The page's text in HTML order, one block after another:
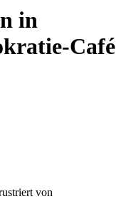
in
Café
von